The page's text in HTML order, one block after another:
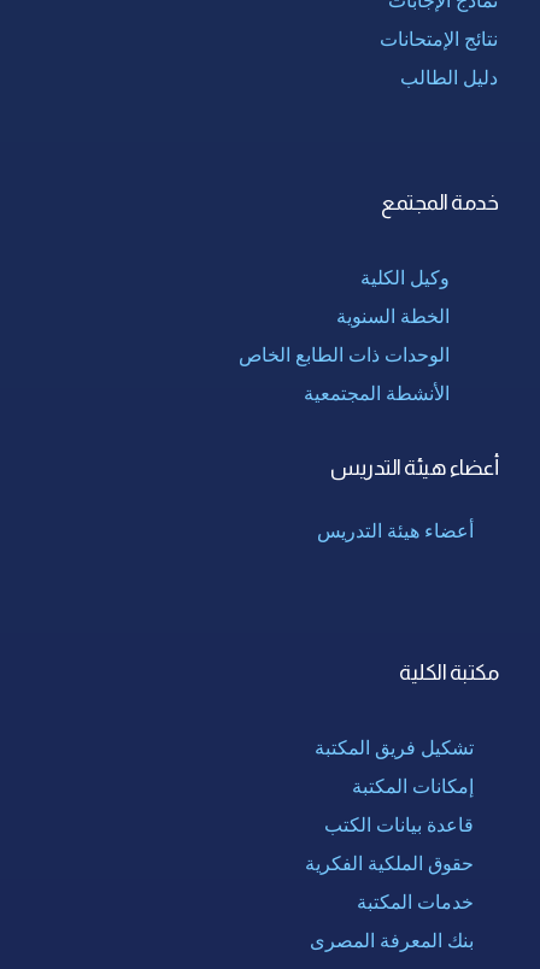
نتائج الإمتحانات
دليل الطالب
خدمة المجتمع
وكيل الكلية
الخطة السنوية
الوحدات ذات الطابع الخاص
الأنشطة المجتمعية
أعضاء هيئة التدريس
أعضاء هيئة التدريس
مكتبة الكلية
تشكيل فريق المكتبة
إمكانات المكتبة
قاعدة بيانات الكتب
حقوق الملكية الفكرية
خدمات المكتبة
بنك المعرفة المصرى